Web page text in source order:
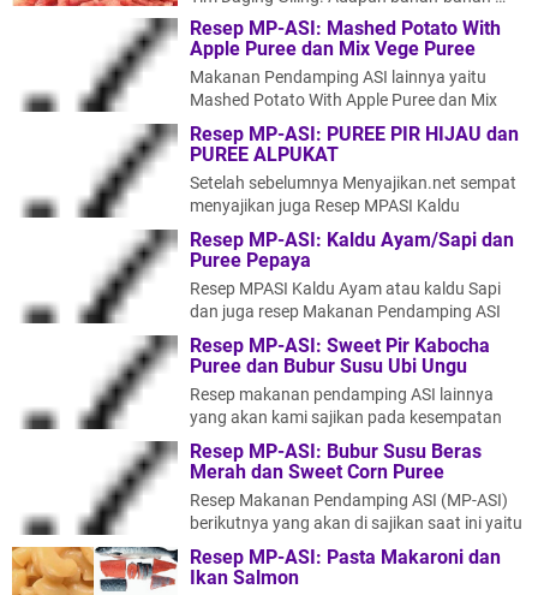
Resep MP-ASI: Mashed Potato With
Apple Puree dan Mix Vege Puree
Makanan Pendamping ASI lainnya yaitu
Mashed Potato With Apple Puree dan Mix
Vege Puree. Mashed Potato With Apple
Resep MP-ASI: PUREE PIR HIJAU dan
PUREE ALPUKAT
Setelah sebelumnya Menyajikan.net sempat
menyajikan juga Resep MPASI Kaldu
Ayam/Sapi dan Resep MPASI Puree Pepaya,
Resep MP-ASI: Kaldu Ayam/Sapi dan
Puree Pepaya
Resep MPASI Kaldu Ayam atau kaldu Sapi
dan juga resep Makanan Pendamping ASI
Puree pepaya ini merupakan dua resep dari
Resep MP-ASI: Sweet Pir Kabocha
Puree dan Bubur Susu Ubi Ungu
Resep makanan pendamping ASI lainnya
yang akan kami sajikan pada kesempatan
kali ini yaitu Sweet Pir Kabocha Puree dan B…
Resep MP-ASI: Bubur Susu Beras
Merah dan Sweet Corn Puree
Resep Makanan Pendamping ASI (MP-ASI)
berikutnya yang akan di sajikan saat ini yaitu
Bubur Susu Beras Merah dan Sweet Co…
Resep MP-ASI: Pasta Makaroni dan
Ikan Salmon